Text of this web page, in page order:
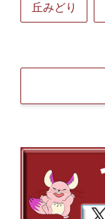
丘みどり